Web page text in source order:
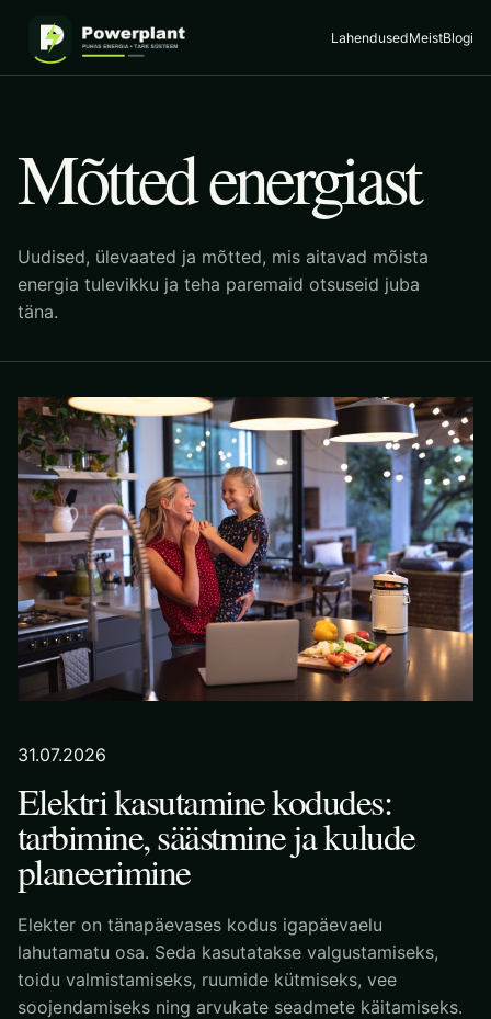
LahendusedMeistBlogi
Mõtted energiast
Uudised, ülevaated ja mõtted, mis aitavad mõista
energia tulevikku ja teha paremaid otsuseid juba
täna.
31.07.2026
Elektri kasutamine kodudes:
tarbimine, säästmine ja kulude
planeerimine
Elekter on tänapäevases kodus igapäevaelu
lahutamatu osa. Seda kasutatakse valgustamiseks,
toidu valmistamiseks, ruumide kütmiseks, vee
soojendamiseks ning arvukate seadmete käitamiseks.